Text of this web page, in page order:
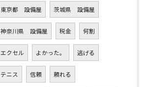
東京都 設備屋 茨城県 設備屋
神奈川県 設備屋 税金 何割
エクセル よかった。 逃げる
テニス 信頼 頼れる